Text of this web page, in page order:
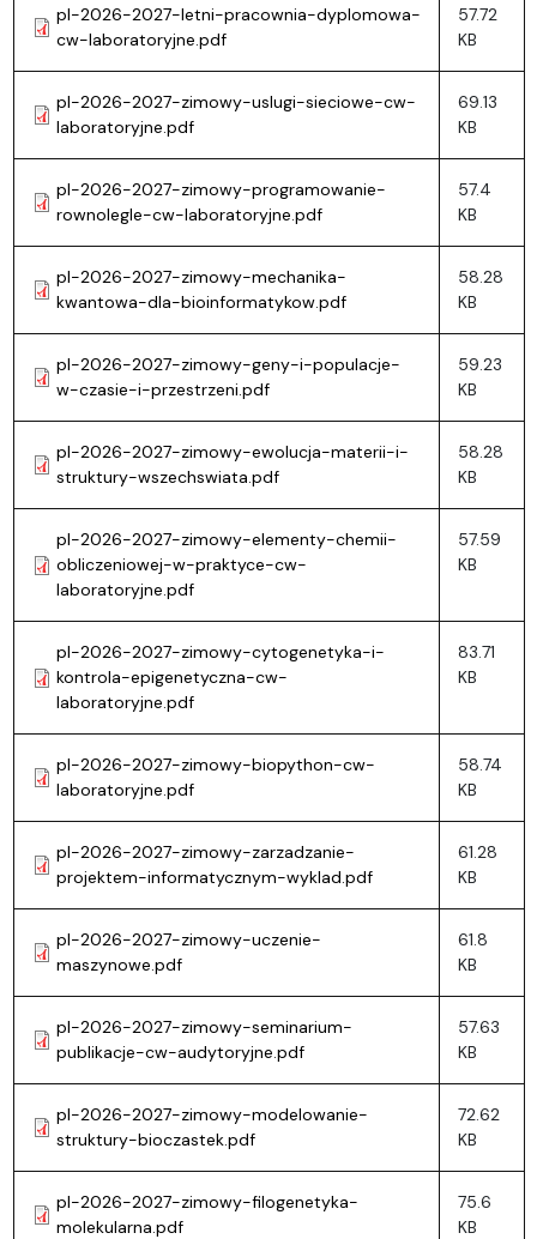
pl-2026-2027-letni-pracownia-dyplomowa-
cw-laboratoryjne.pdf
57.72
KB
pl-2026-2027-zimowy-uslugi-sieciowe-cw-
laboratoryjne.pdf
69.13
KB
pl-2026-2027-zimowy-programowanie-
rownolegle-cw-laboratoryjne.pdf
57.4
KB
pl-2026-2027-zimowy-mechanika-
kwantowa-dla-bioinformatykow.pdf
58.28
KB
pl-2026-2027-zimowy-geny-i-populacje-
w-czasie-i-przestrzeni.pdf
59.23
KB
pl-2026-2027-zimowy-ewolucja-materii-i-
struktury-wszechswiata.pdf
58.28
KB
pl-2026-2027-zimowy-elementy-chemii-
obliczeniowej-w-praktyce-cw-
laboratoryjne.pdf
57.59
KB
pl-2026-2027-zimowy-cytogenetyka-i-
kontrola-epigenetyczna-cw-
laboratoryjne.pdf
83.71
KB
pl-2026-2027-zimowy-biopython-cw-
laboratoryjne.pdf
58.74
KB
pl-2026-2027-zimowy-zarzadzanie-
projektem-informatycznym-wyklad.pdf
61.28
KB
pl-2026-2027-zimowy-uczenie-
maszynowe.pdf
61.8
KB
pl-2026-2027-zimowy-seminarium-
publikacje-cw-audytoryjne.pdf
57.63
KB
pl-2026-2027-zimowy-modelowanie-
struktury-bioczastek.pdf
72.62
KB
pl-2026-2027-zimowy-filogenetyka-
molekularna.pdf
75.6
KB